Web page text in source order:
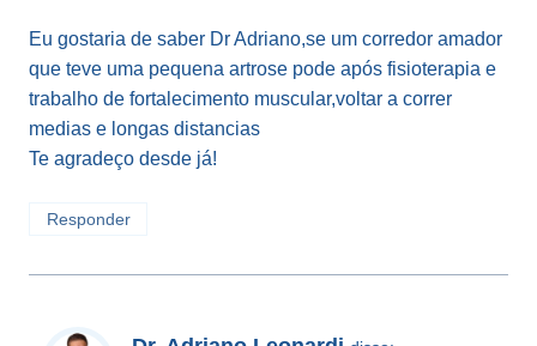
Eu gostaria de saber Dr Adriano,se um corredor amador
que teve uma pequena artrose pode após fisioterapia e
trabalho de fortalecimento muscular,voltar a correr
medias e longas distancias
Te agradeço desde já!
Responder